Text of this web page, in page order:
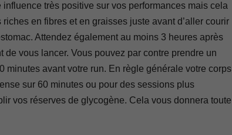
très positive sur vos performances mais cela
en fibres et en graisses juste avant d’aller courir
Attendez également au moins 3 heures après
vous lancer. Vous pouvez par contre prendre un
avant votre run. En règle générale votre corps
sur 60 minutes ou pour des sessions plus
vos réserves de glycogène. Cela vous donnera toute